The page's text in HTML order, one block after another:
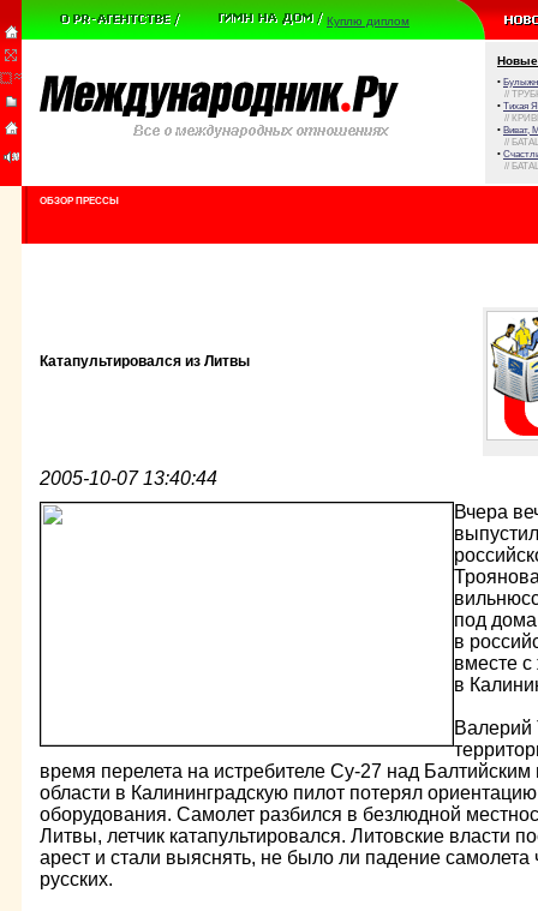
Куплю диплом
Новые
•
//
• Тихая
//
• Виват,
//
•
//
ОБЗОР ПРЕССЫ
Катапультировался из Литвы
2005-10-07 13:40:44
Вчера
под
в
вместе
в
Валерий
время перелета на истребителе Су-27 над
области в Калининградскую пилот потерял
оборудования. Самолет разбился в безлюдной
Литвы, летчик катапультировался. Литовские власти
арест и стали выяснять, не было ли падение самолета
русских.